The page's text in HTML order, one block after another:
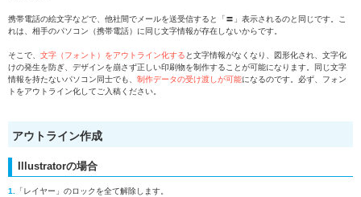
携帯電話の絵文字などで、他社間でメールを送受信すると「〓」表示されるのと同じです。こ
れは、相手のパソコン（携帯電話）に同じ文字情報が存在しないからです。
そこで、 文字（フォント）をアウトライン化する と文字情報がなくなり、図形化され、文字化
けの発生を防ぎ、デザインを崩さず正しい印刷物を制作することが可能になります。同じ文字
情報を持たないパソコン同士でも、 制作データの受け渡しが可能になるのです。必ず、フォン
トをアウトライン化してご入稿ください。
アウトライン作成
Illustratorの場合
1. 「レイヤー」のロックを全て解除します。